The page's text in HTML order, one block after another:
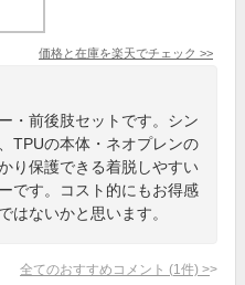
価格と在庫を楽天でチェック >>
・前後肢セットです。シン
TPUの本体・ネオプレンの
り保護できる着脱しやすい
です。コスト的にもお得感
はないかと思います。
全てのおすすめコメント (1 件) >